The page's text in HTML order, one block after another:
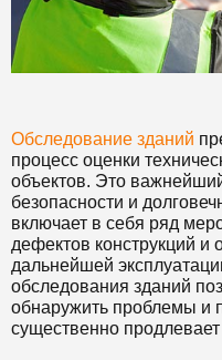
Обследование зданий
процесс оценки
объектов. Это
безопасности и
включает в себя ряд
дефектов конструкций
дальнейшей
обследования зданий
обнаружить проблемы и
существенно